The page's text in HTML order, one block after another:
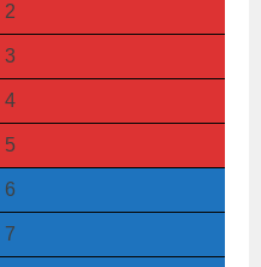
2
3
4
5
6
7